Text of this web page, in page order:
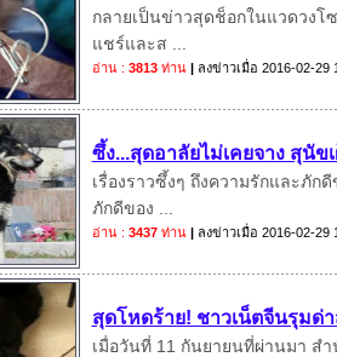
กลายเป็นข่าวสุดช็อกในแวดวงโ
แชร์และส ...
อ่าน : 3813ท่าน | ลงข่าวเมื่อ 2016-02-29
ซึ้ง...สุดอาลัยไม่เคยจาง สุนัข
เรื่องราวซึ้งๆ ถึงความรักและภั
ภักดีของ ...
อ่าน : 3437ท่าน | ลงข่าวเมื่อ 2016-02-29
สุดโหดร้าย! ชาวเน็ตจีนรุมด่
เมื่อวันที่ 11 กันยายนที่ผ่านมา ส